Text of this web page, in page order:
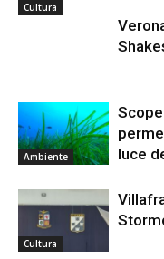
Cultura
Ambiente
luce
Cultura